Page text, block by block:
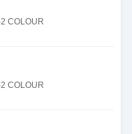
COLOUR
COLOUR